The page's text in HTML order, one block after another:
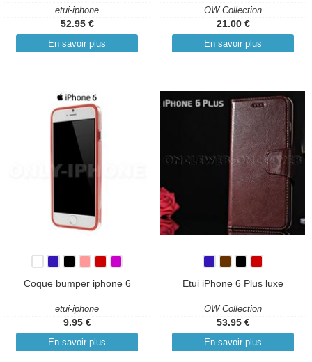
etui-iphone
52.95 €
En savoir plus
OW Collection
21.00 €
En savoir plus
Coque bumper iphone 6
etui-iphone
9.95 €
En savoir plus
Etui iPhone 6 Plus luxe
OW Collection
53.95 €
En savoir plus